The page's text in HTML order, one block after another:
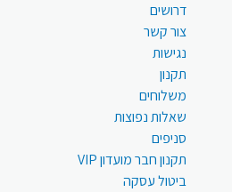
דרושים
צור קשר
נגישות
תקנון
משלוחים
שאלות נפוצות
סניפים
תקנון חבר מועדון VIP
ביטול עסקה